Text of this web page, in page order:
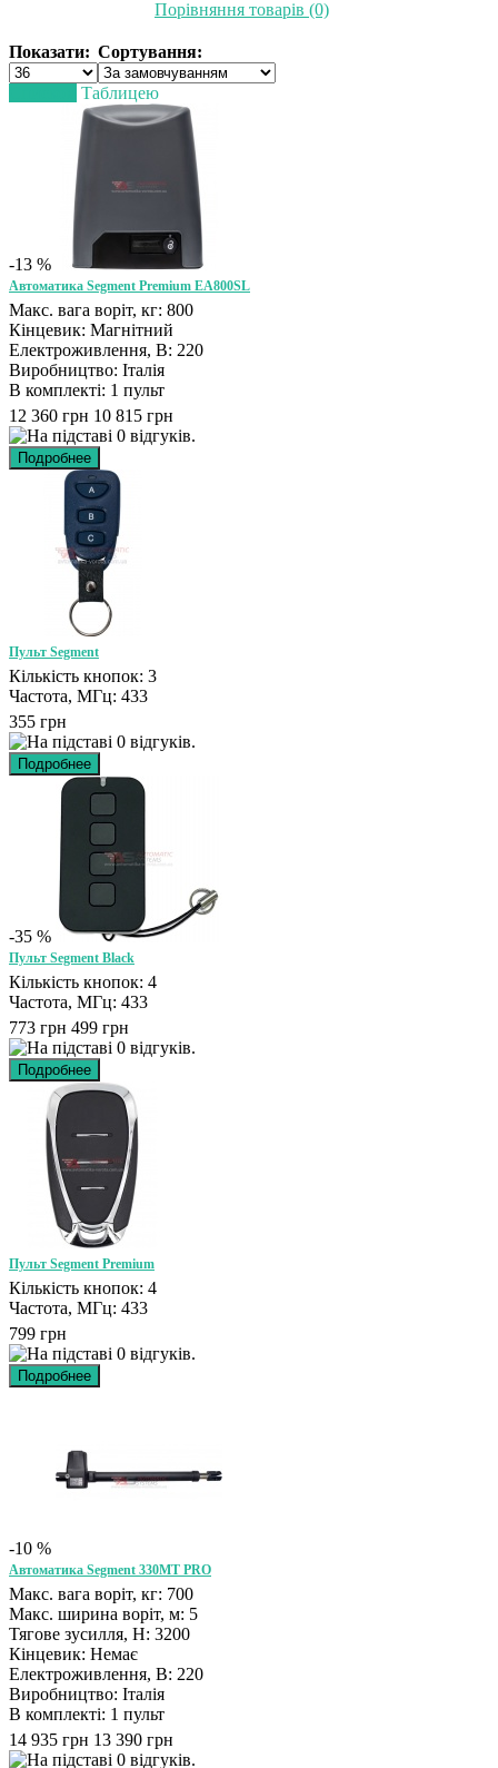
Порівняння товарів (0)
Показати: Сортування:
Таблицею
-13 %
Автоматика Segment Premium EA800SL
Макс. вага воріт, кг: 800
Кінцевик: Магнітний
Електроживлення, В: 220
Виробництво: Італія
В комплекті: 1 пульт
12 360 грн 10 815 грн
Пульт Segment
Кількість кнопок: 3
Частота, МГц: 433
355 грн
-35 %
Пульт Segment Black
Кількість кнопок: 4
Частота, МГц: 433
773 грн 499 грн
Пульт Segment Premium
Кількість кнопок: 4
Частота, МГц: 433
799 грн
-10 %
Автоматика Segment 330MT PRO
Макс. вага воріт, кг: 700
Макс. ширина воріт, м: 5
Тягове зусилля, Н: 3200
Кінцевик: Немає
Електроживлення, В: 220
Виробництво: Італія
В комплекті: 1 пульт
14 935 грн 13 390 грн